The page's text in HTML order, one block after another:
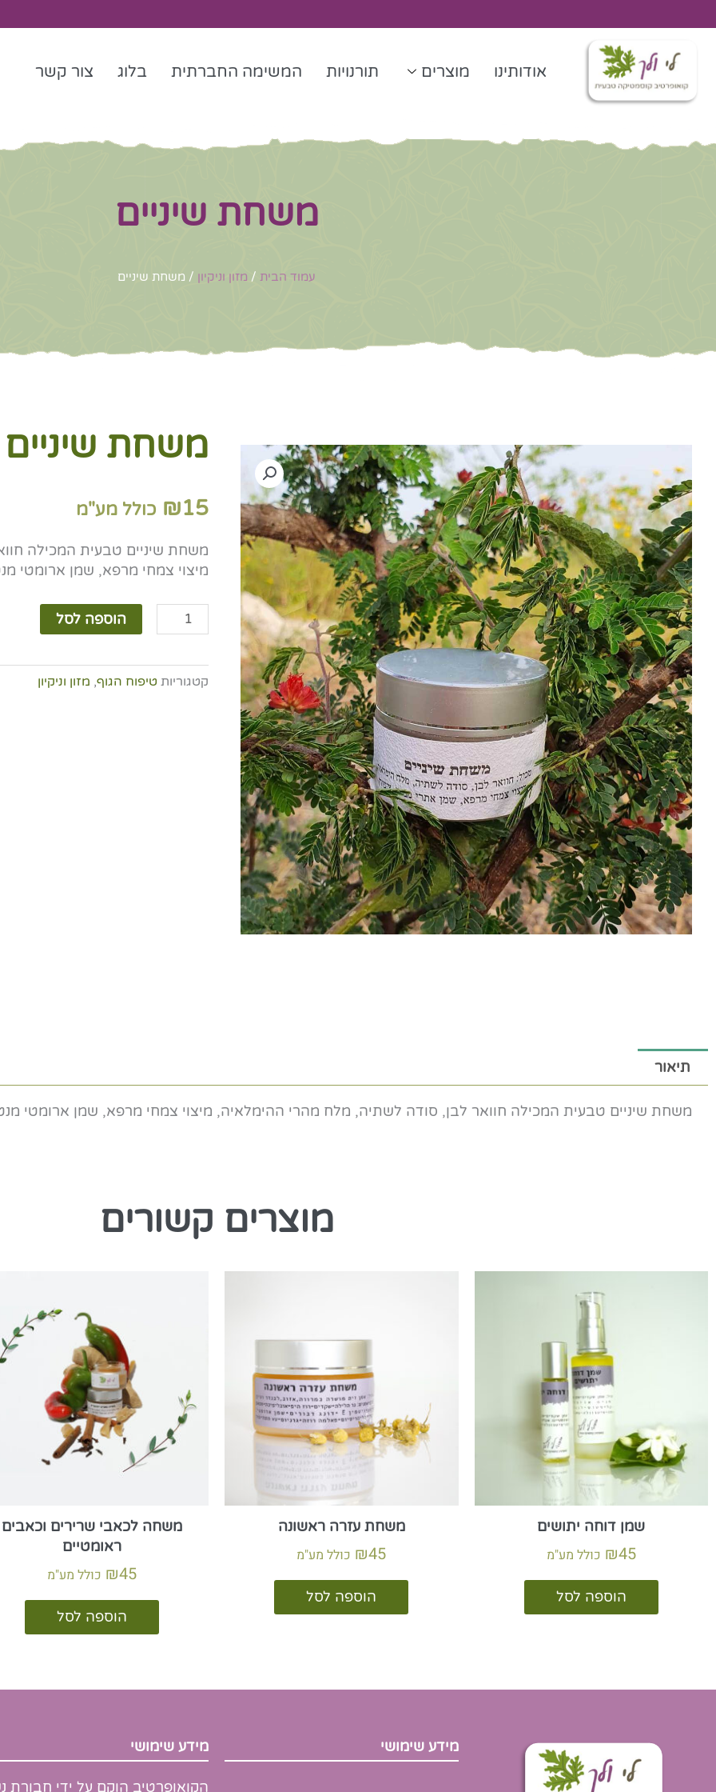
לתוכן
אודותינו מוצרים תורנויות המשימה החברתית בלוג צור קשר
משחת שיניים
עמוד הבית / מזון וניקיון / משחת שיניים
משחת שיניים
₪15 כולל מע"מ
משחת שיניים טבעית המכילה
מיצוי צמחי מרפא, שמן ארומטי
כמות
של
הוספה לסל
קטגוריות טיפוח הגוף, מזון וניקיון
תיאור
משחת שיניים טבעית המכילה חוואר לבן, סודה לשתיה, מלח מהרי ההימלאיה, מיצוי צמחי מרפא, שמן ארומטי
מוצרים קשורים
שמן דוחה יתושים
₪45 כולל מע"מ
הוספה לסל
משחת עזרה ראשונה
₪45 כולל מע"מ
הוספה לסל
משחה לכאבי שרירים וכאבים
ראומטיים
₪45 כולל מע"מ
הוספה לסל
מידע שימושי מידע שימושי
הקואופרטיב הוקם על ידי חבורת